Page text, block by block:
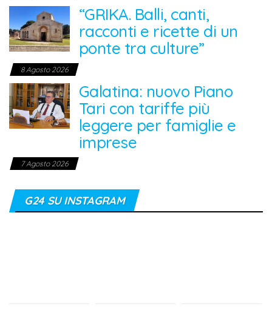
“GRIKA. Balli, canti,
racconti e ricette di un
ponte tra culture”
8 Agosto 2026
Galatina: nuovo Piano
Tari con tariffe più
leggere per famiglie e
imprese
7 Agosto 2026
G24 SU INSTAGRAM